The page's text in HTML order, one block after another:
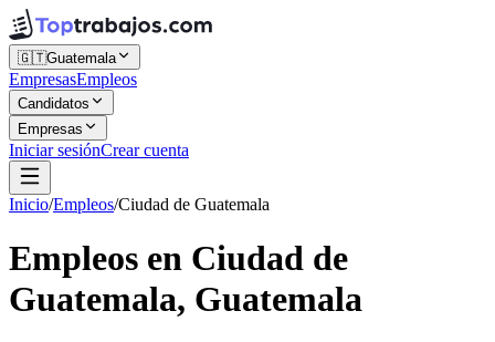
🇬🇹Guatemala
EmpresasEmpleos
Candidatos
Empresas
Iniciar sesiónCrear cuenta
Inicio/Empleos/Ciudad de Guatemala
Empleos en Ciudad de
Guatemala, Guatemala